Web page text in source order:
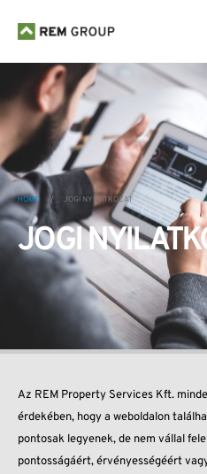
HOME JOGI NYILATKOZAT
JOGI
Az REM Property Services Kft.
érdekében, hogy a weboldalon
pontosak legyenek, de nem vállal
pontosságáért, érvényességéért